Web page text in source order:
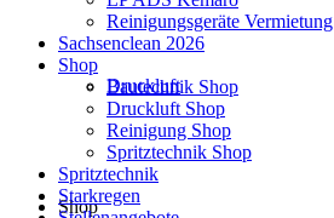
Druckluft
Shop
Reinigungsgeräte Vermietung
Sachsenclean 2026
Shop
Bautechnik Shop
Druckluft Shop
Reinigung Shop
Spritztechnik Shop
Spritztechnik
Starkregen